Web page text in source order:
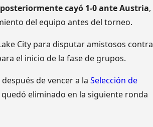
cayó 1-0 ante Austria,
del equipo antes del torneo.
City para disputar amistosos contra
el inicio de la fase de grupos.
de vencer a la Selección de
eliminado en la siguiente ronda